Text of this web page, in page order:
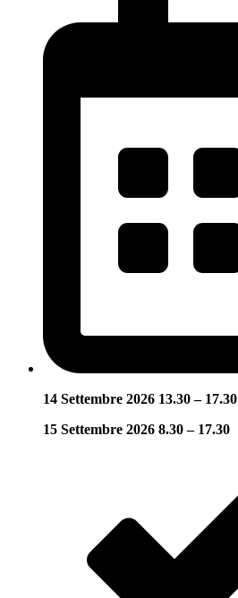
14 Settembre 2026 13.30 – 17.30
15 Settembre 2026 8.30 – 17.30